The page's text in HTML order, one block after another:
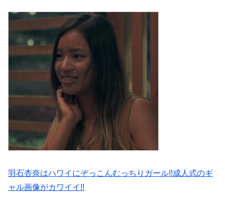
羽石杏奈はハワイにぞっこんむっちりガール!!成人式のギ
ャル画像がカワイイ!!